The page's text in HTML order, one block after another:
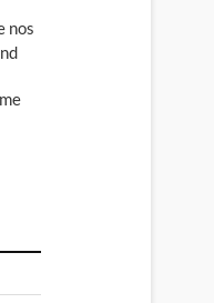
nos